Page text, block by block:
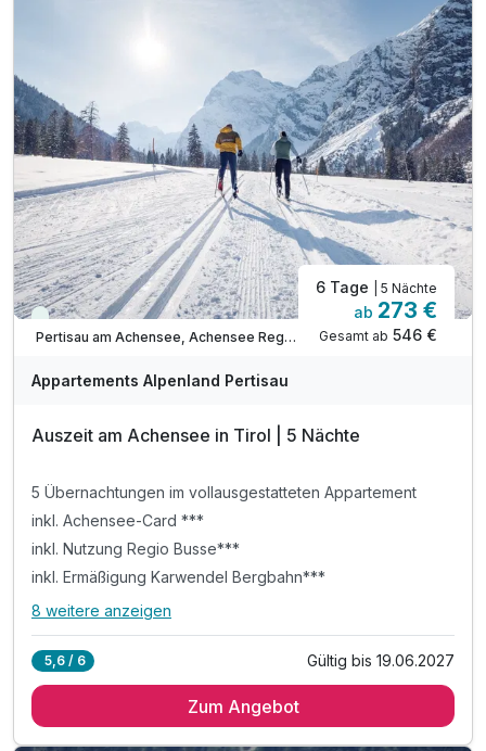
inkl. Ermäßigung Karwendel Bergbahn***
Tipp: täglich frisches Brot auf Bestellung
Tipp: Abenteuerpark Achensee
Tipp: Atoll Achensee - Freizeitzentrum
Tipp: Kostenloses Freibad und See-Zugänge
ACHTUNG: Endreinigung & OT nicht inkludiert**
ACHTUNG: Aufpreis 3te & 4te Person*
Viele Termine frei
Pertisau am Achensee, Achensee Region
6 Tage | 5 Nächte
ab 273 €
Gesamt ab 546 €
Appartements Alpenland Pertisau
Auszeit am Achensee in Tirol | 5 Nächte
5 Übernachtungen im vollausgestatteten Appartement
inkl. Achensee-Card ***
inkl. Nutzung Regio Busse***
inkl. Ermäßigung Karwendel Bergbahn***
Alle Inklusivleistungen
inkl. Achensee-Card ***
8 weitere anzeigen
5,6 / 6 Gültig bis 19.06.2027
Zum Angebot